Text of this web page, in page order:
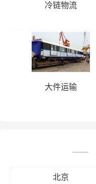
冷链物流
大件运输
北京